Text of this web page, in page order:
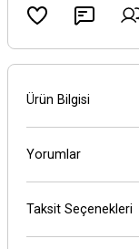
Ürün Bilgisi
Yorumlar
Taksit Seçenekleri